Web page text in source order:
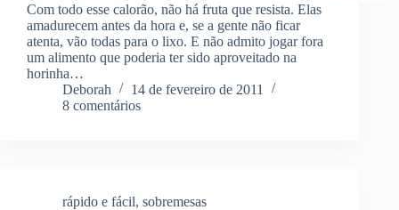
Com todo esse calorão, não há fruta que resista. Elas
amadurecem antes da hora e, se a gente não ficar
atenta, vão todas para o lixo. E não admito jogar fora
um alimento que poderia ter sido aproveitado na
horinha…
Deborah
14 de fevereiro de 2011
8 comentários
rápido e fácil, sobremesas